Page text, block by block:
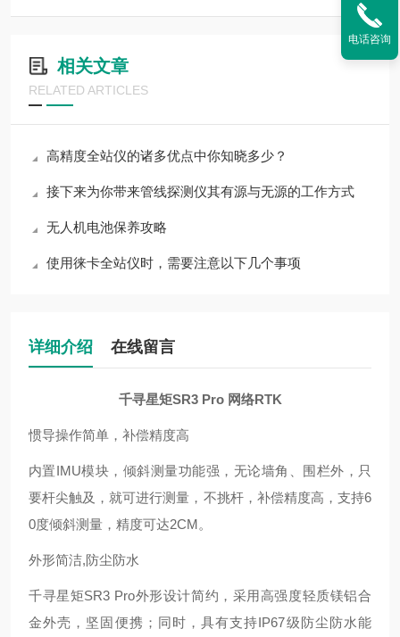
相关文章
RELATED ARTICLES
高精度全站仪的诸多优点中你知晓多少？
接下来为你带来管线探测仪其有源与无源的工作方式
无人机电池保养攻略
使用徕卡全站仪时，需要注意以下几个事项
详细介绍 在线留言
千寻星矩SR3 Pro 网络RTK
惯导操作简单，补偿精度高
内置IMU模块，倾斜测量功能强，无论墙角、围栏外，只
要杆尖触及，就可进行测量，不挑杆，补偿精度高，支持6
0度倾斜测量，精度可达2CM。
外形简洁,防尘防水
千寻星矩SR3 Pro外形设计简约，采用高强度轻质镁铝合
金外壳，坚固便携；同时，具有支持IP67级防尘防水能
电话咨询